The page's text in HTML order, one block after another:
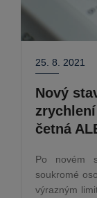
25. 8. 2021
Nový
četná
Po novém
soukromé
výrazným